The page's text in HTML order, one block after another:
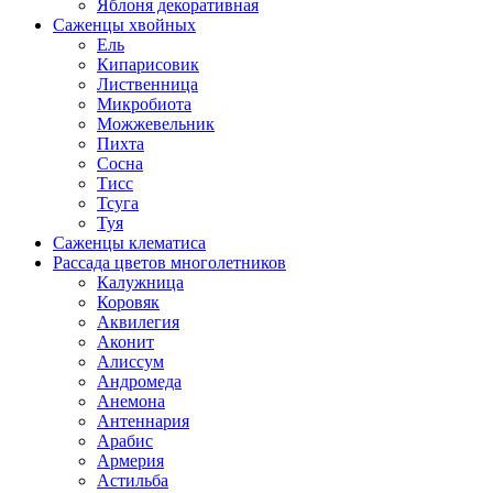
Яблоня декоративная
Саженцы хвойных
Ель
Кипарисовик
Лиственница
Микробиота
Можжевельник
Пихта
Сосна
Тисс
Тсуга
Туя
Саженцы клематиса
Рассада цветов многолетников
Калужница
Коровяк
Аквилегия
Аконит
Алиссум
Андромеда
Анемона
Антеннария
Арабис
Армерия
Астильба